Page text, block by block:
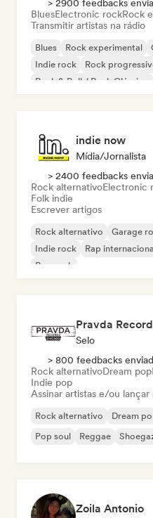
> 2900 feedbacks
BluesElectronic rockRock
Transmitir artistas na rádio
Blues Rock experimental
Indie rock
Rock
Rock & Roll / Rock Clássico
indie now
Mídia/Jornalista
> 2400 feedbacks
Rock alternativoElectronic
Folk indie
Escrever artigos
Rock alternativo Garage
Indie rock
Rap
Pop rock
Pravda
Selo
> 800 feedbacks
Rock alternativoDream pop
Indie pop
Assinar artistas e/ou lançar
Rock alternativo Dream
Pop soul
Reggae
Zoila Antonio